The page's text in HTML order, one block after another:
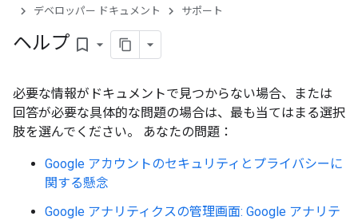
デベロッパー ドキュメント
サポート
ヘルプ bookmark_border
必要な情報がドキュメントで見つからない場合、または
回答が必要な具体的な問題の場合は、最も当てはまる選択
肢を選んでください。 あなたの問題：
Google アカウントのセキュリティとプライバシーに
関する懸念
Google アナリティクスの管理画面: Google アナリテ